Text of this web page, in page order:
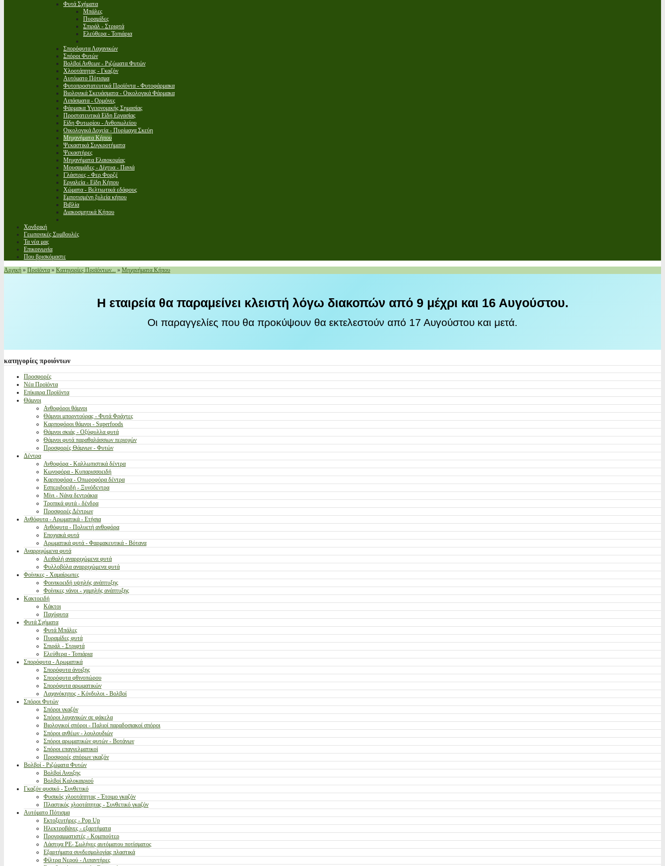
Φυτά Σχήματα
Μπάλες
Πυραμίδες
Σπιράλ - Στριφτά
Ελεύθερα - Τοπιάρια
Σπορόφυτα Λαχανικών
Σπόροι Φυτών
Βολβοί Ανθεων - Ριζώματα Φυτών
Χλοοτάπητας - Γκαζόν
Αυτόματο Πότισμα
Φυτοπροστατευτικά Προϊόντα - Φυτοφάρμακα
Βιολογικά Σκευάσματα - Οικολογικά Φάρμακα
Λιπάσματα - Ορμόνες
Φάρμακα Υγειονομικής Σημασίας
Προστατευτικά Είδη Εργασίας
Είδη Φυτωρίου - Ανθοπωλείου
Οικολογικά Δοχεία - Πυρίμαχα Σκεύη
Μηχανήματα Κήπου
Ψεκαστικά Συγκροτήματα
Ψεκαστήρες
Μηχανήματα Ελαιοκομίας
Μουσαμάδες - Δίχτυα - Πανιά
Γλάστρες - Φερ Φορζέ
Εργαλεία - Είδη Κήπου
Χώματα - Βελτιωτικά εδάφους
Εμποτισμένη ξυλεία κήπου
Βιβλία
Διακοσμητικά Κήπου
Χονδρική
Γεωπονικές Συμβουλές
Τα νέα μας
Επικοινωνία
Που βρισκόμαστε
Αρχική » Προϊόντα » Κατηγορίες Προϊόντων... » Μηχανήματα Κήπου
Η εταιρεία θα παραμείνει κλειστή λόγω διακοπών από 9 μέχρι και 16 Αυγούστου.
Οι παραγγελίες που θα προκύψουν θα εκτελεστούν από 17 Αυγούστου και μετά.
κατηγορίες προιόντων
Προσφορές
Νέα Προϊόντα
Επίκαιρα Προϊόντα
Θάμνοι
Ανθοφόροι θάμνοι
Θάμνοι μπορντούρας - Φυτά Φράχτες
Καρποφόροι θάμνοι - Superfoods
Θάμνοι σκιάς - Οξύφυλλα φυτά
Θάμνοι φυτά παραθαλάσσιων περιοχών
Προσφορές Θάμνων - Φυτών
Δέντρα
Ανθοφόρα - Καλλωπιστικά δέντρα
Κωνοφόρα - Κυπαρισσοειδή
Καρποφόρα - Οπωροφόρα δέντρα
Εσπεριδοειδή - Ξυνόδεντρα
Μίνι - Νάνα δεντράκια
Τροπικά φυτά - δένδρα
Προσφορές Δέντρων
Ανθόφυτα - Αρωματικά - Ετήσια
Ανθόφυτα - Πολυετή ανθοφόρα
Εποχιακά φυτά
Αρωματικά φυτά - Φαρμακευτικά - Βότανα
Αναρριχώμενα φυτά
Αειθαλή αναρριχώμενα φυτά
Φυλλοβόλα αναρριχώμενα φυτά
Φοίνικες - Χαμαίρωπες
Φοινικοειδή υψηλής ανάπτυξης
Φοίνικες νάνοι - χαμηλής ανάπτυξης
Κακτοειδή
Κάκτοι
Παχύφυτα
Φυτά Σχήματα
Φυτά Μπάλες
Πυραμίδες φυτά
Σπιράλ - Στριφτά
Ελεύθερα - Τοπιάρια
Σπορόφυτα - Αρωματικά
Σπορόφυτα άνοιξης
Σπορόφυτα φθινοπώρου
Σπορόφυτα αρωματικών
Λαχανόκηπος - Κόνδυλοι - Βολβοί
Σπόροι Φυτών
Σπόροι γκαζόν
Σπόροι λαχανικών σε φάκελα
Βιολογικοί σπόροι - Παλιοί παραδοσιακοί σπόροι
Σπόροι ανθέων - λουλουδιών
Σπόροι αρωματικών φυτών - Βοτάνων
Σπόροι επαγγελματικοί
Προσφορές σπόρων γκαζόν
Βολβοί - Ριζώματα Φυτών
Βολβοί Ανοιξης
Βολβοί Καλοκαιριού
Γκαζόν φυσικό - Συνθετικό
Φυσικός χλοοτάπητας - Έτοιμο γκαζόν
Πλαστικός χλοοτάπητας - Συνθετικό γκαζόν
Αυτόματο Πότισμα
Εκτοξευτήρες - Pop Up
Ηλεκτροβάνες - εξαρτήματα
Προγραμματιστές - Κομπιούτερ
Λάστιχα PE- Σωλήνες αυτόματου ποτίσματος
Εξαρτήματα συνδεσμολογίας πλαστικά
Φίλτρα Νερού - Λιπαντήρες